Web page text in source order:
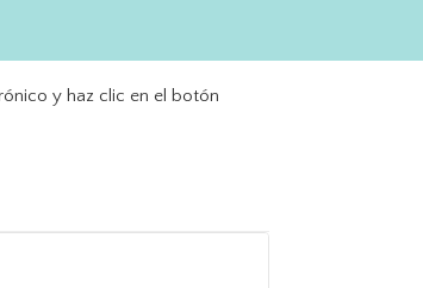
y haz clic en el botón